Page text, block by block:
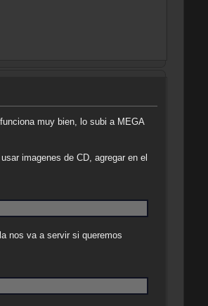
muy bien, lo subi a MEGA
imagenes de CD, agregar en el
nos va a servir si queremos